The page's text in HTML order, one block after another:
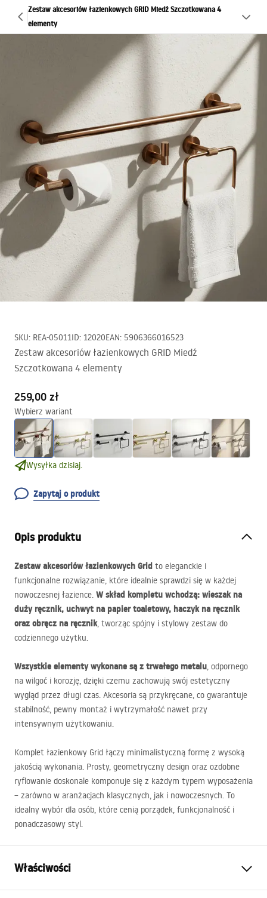
Zestaw akcesoriów łazienkowych GRID Miedź Szczotkowana 4
elementy
SKU: REA-05011ID: 12020EAN: 5906366016523
Zestaw akcesoriów łazienkowych GRID Miedź
Szczotkowana 4 elementy
259,00 zł
Wybierz wariant
Wysyłka dzisiaj.
Zapytaj o produkt
Opis produktu
Zestaw akcesoriów łazienkowych Grid to eleganckie i
funkcjonalne rozwiązanie, które idealnie sprawdzi się w każdej
nowoczesnej łazience. W skład kompletu wchodzą: wieszak na
duży ręcznik, uchwyt na papier toaletowy, haczyk na ręcznik
oraz obręcz na ręcznik, tworząc spójny i stylowy zestaw do
codziennego użytku.
Wszystkie elementy wykonane są z trwałego metalu, odpornego
na wilgoć i korozję, dzięki czemu zachowują swój estetyczny
wygląd przez długi czas. Akcesoria są przykręcane, co gwarantuje
stabilność, pewny montaż i wytrzymałość nawet przy
intensywnym użytkowaniu.
Komplet łazienkowy Grid łączy minimalistyczną formę z wysoką
jakością wykonania. Prosty, geometryczny design oraz ozdobne
ryflowanie doskonale komponuje się z każdym typem wyposażenia
– zarówno w aranżacjach klasycznych, jak i nowoczesnych. To
idealny wybór dla osób, które cenią porządek, funkcjonalność i
ponadczasowy styl.
Właściwości